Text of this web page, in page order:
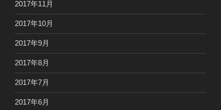
2017年11月
2017年10月
2017年9月
2017年8月
2017年7月
2017年6月